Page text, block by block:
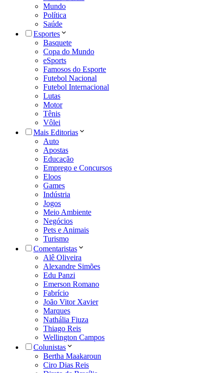
Mundo
Política
Saúde
Esportes
Basquete
Copa do Mundo
eSports
Famosos do Esporte
Futebol Nacional
Futebol Internacional
Lutas
Motor
Tênis
Vôlei
Mais Editorias
Auto
Apostas
Educação
Emprego e Concursos
Eloos
Games
Indústria
Jogos
Meio Ambiente
Negócios
Pets e Animais
Turismo
Comentaristas
Alê Oliveira
Alexandre Simões
Edu Panzi
Emerson Romano
Fabrício
João Vitor Xavier
Marques
Nathália Fiuza
Thiago Reis
Wellington Campos
Colunistas
Bertha Maakaroun
Ciro Dias Reis